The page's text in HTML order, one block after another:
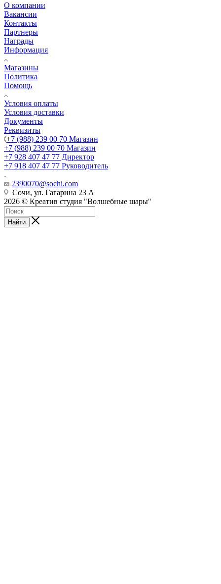
О компании
Вакансии
Контакты
Партнеры
Награды
Информация
Магазины
Политика
Помощь
Условия оплаты
Условия доставки
Документы
Реквизиты
+7 (988) 239 00 70 Магазин
+7 (988) 239 00 70 Магазин
+7 928 407 47 77 Директор
+7 918 407 47 77 Руководитель
2390070@sochi.com
Сочи, ул. Гагарина 23 А
2026 © Креатив студия "Волшебные шары"
Найти